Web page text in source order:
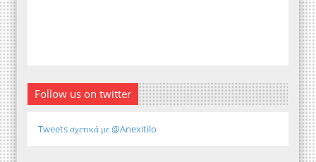
Follow us on twitter
Tweets σχετικά με @Anexitilo